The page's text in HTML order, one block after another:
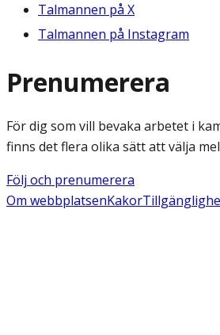
Talmannen på X
Talmannen på Instagram
Prenumerera
För dig som vill bevaka arbetet i
finns det flera olika sätt att välja
Följ och prenumerera
Om webbplatsenKakor